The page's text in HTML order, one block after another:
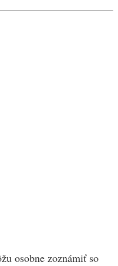
osobne zoznámiť so